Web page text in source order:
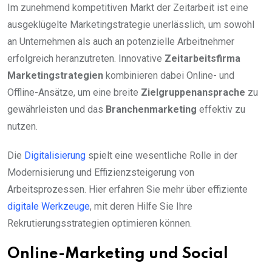
Im zunehmend kompetitiven Markt der Zeitarbeit ist eine
ausgeklügelte Marketingstrategie unerlässlich, um sowohl
an Unternehmen als auch an potenzielle Arbeitnehmer
erfolgreich heranzutreten. Innovative Zeitarbeitsfirma
Marketingstrategien kombinieren dabei Online- und
Offline-Ansätze, um eine breite Zielgruppenansprache zu
gewährleisten und das Branchenmarketing effektiv zu
nutzen.
Die Digitalisierung spielt eine wesentliche Rolle in der
Modernisierung und Effizienzsteigerung von
Arbeitsprozessen. Hier erfahren Sie mehr über effiziente
digitale Werkzeuge, mit deren Hilfe Sie Ihre
Rekrutierungsstrategien optimieren können.
Online-Marketing und Social